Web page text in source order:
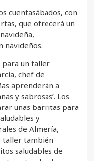
cuentasábados, con
que ofrecerá un
navideños.
para un taller
chef de
aprenderán a
y sabrosas’. Los
unas barritas para
y
de Almería,
taller también
saludables de